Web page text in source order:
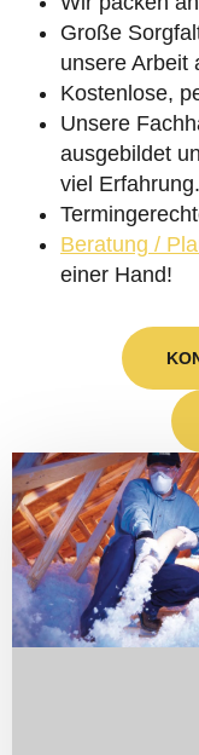
Große
unsere Arbeit
Kostenlose,
Unsere
ausgebildet
viel Erfahrung.
Beratung /
einer Hand!